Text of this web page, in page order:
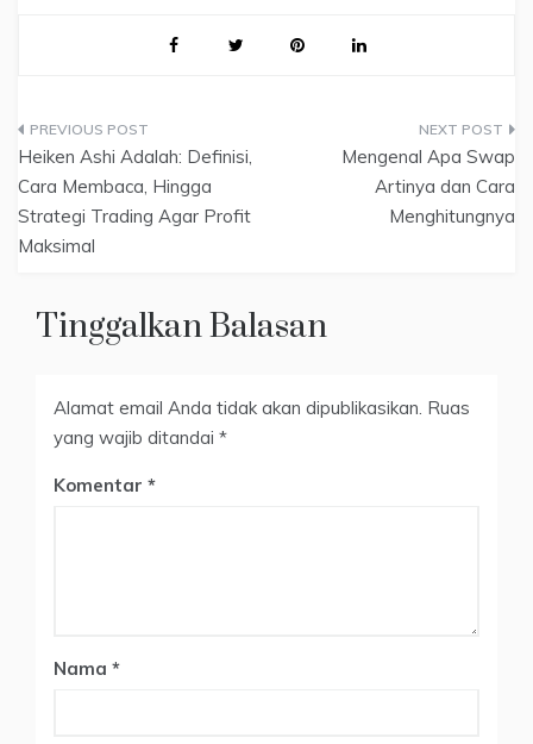
Navigasi
pos
Heiken Ashi Adalah: Definisi,
Cara Membaca, Hingga
Strategi Trading Agar Profit
Maksimal
Mengenal Apa Swap
Artinya dan Cara
Menghitungnya
Tinggalkan Balasan
Alamat email Anda tidak akan dipublikasikan. Ruas
yang wajib ditandai *
Komentar
Nama *